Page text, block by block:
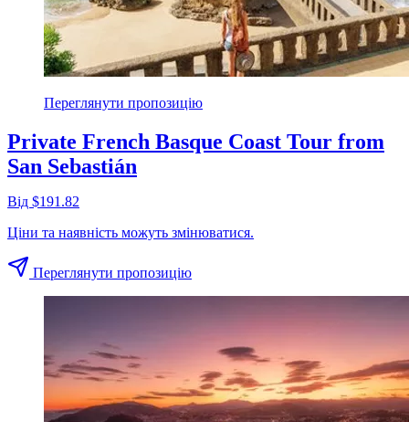
Переглянути пропозицію
Private French Basque Coast Tour from
San Sebastián
Від $191.82
Ціни та наявність можуть змінюватися.
Переглянути пропозицію